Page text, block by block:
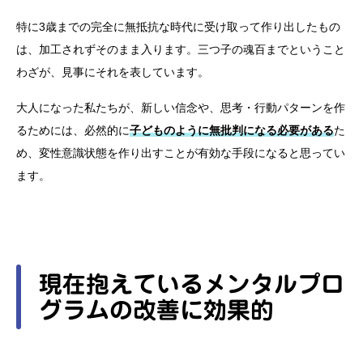
特に3歳までの完全に無抵抗な時代に受け取って作り出したもの
は、加工されずそのまま入ります。三つ子の魂百までということ
わざが、見事にそれを表しています。
大人になった私たちが、新しい信念や、思考・行動パターンを作
るためには、必然的に子どものように無批判になる必要があるた
め、変性意識状態を作り出すことが有効な手段になると思ってい
ます。
現在抱えているメンタルプロ
グラムの改善に効果的